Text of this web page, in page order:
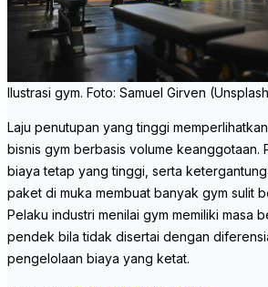
Ilustrasi gym. Foto: Samuel Girven
Laju penutupan yang tinggi
bisnis gym berbasis volume keanggotaan.
biaya tetap yang tinggi, serta
paket di muka membuat banyak gym sulit
Pelaku industri menilai gym memiliki masa
pendek bila tidak disertai dengan
pengelolaan biaya yang ketat.